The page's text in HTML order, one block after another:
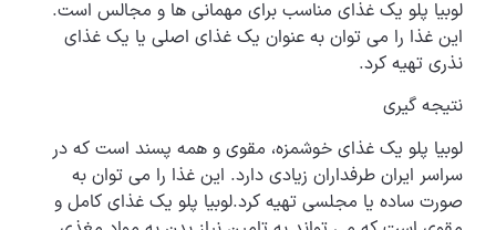
لوبیا پلو یک غذای مناسب برای مهمانی ها و مجالس است.
این غذا را می توان به عنوان یک غذای اصلی یا یک غذای
نذری تهیه کرد.
نتیجه گیری
لوبیا پلو یک غذای خوشمزه، مقوی و همه پسند است که در
سراسر ایران طرفداران زیادی دارد. این غذا را می توان به
صورت ساده یا مجلسی تهیه کرد.لوبیا پلو یک غذای کامل و